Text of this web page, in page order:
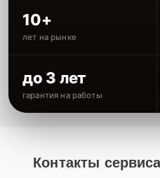
10+
лет на рынке
до 3 лет
гарантия на работы
Контакты